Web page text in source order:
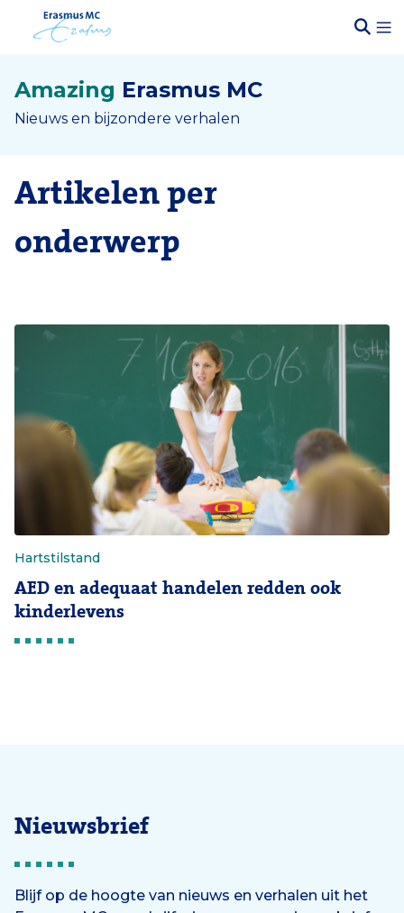
Amazing Erasmus MC
Nieuws en bijzondere verhalen
Artikelen per
onderwerp
Hartstilstand
AED en adequaat handelen redden ook
kinderlevens
Nieuwsbrief
Blijf op de hoogte van nieuws en verhalen uit het